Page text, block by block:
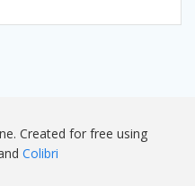
Created for free using
Colibri